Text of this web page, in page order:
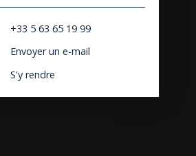
+33 5 63 65 19 99
Envoyer un e-mail
S'y rendre